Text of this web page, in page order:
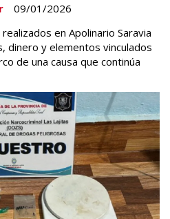
en Apolinario Saravia
dinero y elementos vinculados
de una causa que continúa
09/01/2026